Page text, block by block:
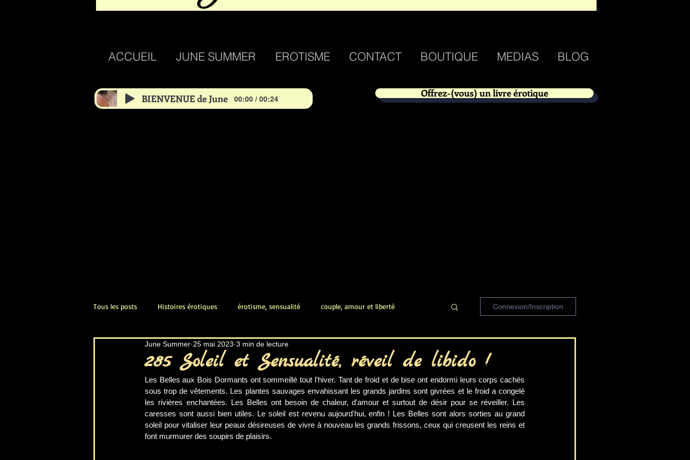
ACCUEIL JUNE SUMMER EROTISME CONTACT BOUTIQUE MEDIAS BLOG
BIENVENUE de June 00:00 / 00:24 Offrez-(vous) un livre érotique
Tous les posts Histoires érotiques érotisme, sensualité couple, amour et liberté
amour passion, sexualité femme sexy, désir plaisir
orgasmes féminins littérature érotique poésie érotique auteur érotique
vêtements érotiques ambiance érotique ressourcement personnel
Connexion/Inscription
285 Soleil et Sensualité, réveil de libido !
June Summer 25 mai 2023 3 min de lecture
Les Belles aux Bois Dormants ont sommeillé tout l'hiver. Tant de froid et de bise ont endormi leurs corps cachés
sous trop de vêtements. Les plantes sauvages envahissant les grands jardins sont givrées et le froid a congelé
les rivières enchantées. Les Belles ont besoin de chaleur, d'amour et surtout de désir pour se réveiller. Les
caresses sont aussi bien utiles. Le soleil est revenu aujourd'hui, enfin ! Les Belles sont alors sorties au grand
soleil pour vitaliser leur peaux désireuses de vivre à nouveau les grands frissons, ceux qui creusent les reins et
font murmurer des soupirs de plaisirs.